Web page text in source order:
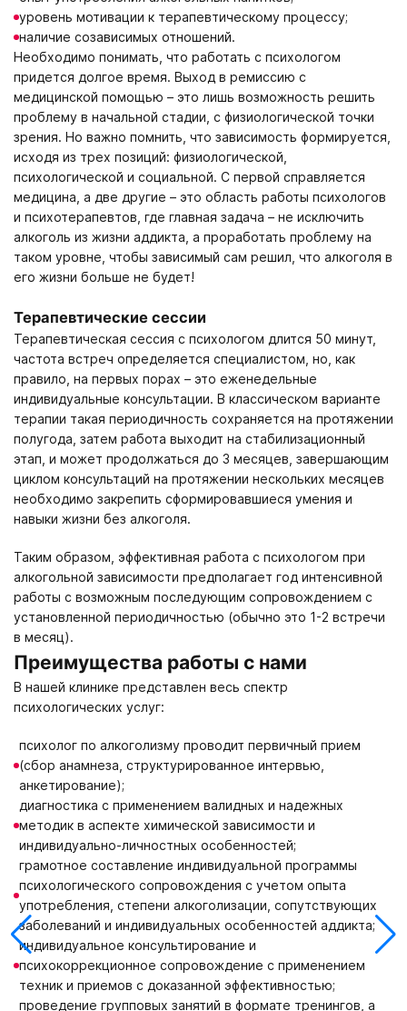
уровень мотивации к терапевтическому процессу;
наличие созависимых отношений.
Необходимо понимать, что работать с психологом
придется долгое время. Выход в ремиссию с
медицинской помощью – это лишь возможность решить
проблему в начальной стадии, с физиологической точки
зрения. Но важно помнить, что зависимость формируется,
исходя из трех позиций: физиологической,
психологической и социальной. С первой справляется
медицина, а две другие – это область работы психологов
и психотерапевтов, где главная задача – не исключить
алкоголь из жизни аддикта, а проработать проблему на
таком уровне, чтобы зависимый сам решил, что алкоголя в
его жизни больше не будет!
Терапевтические сессии
Терапевтическая сессия с психологом длится 50 минут,
частота встреч определяется специалистом, но, как
правило, на первых порах – это еженедельные
индивидуальные консультации. В классическом варианте
терапии такая периодичность сохраняется на протяжении
полугода, затем работа выходит на стабилизационный
этап, и может продолжаться до 3 месяцев, завершающим
циклом консультаций на протяжении нескольких месяцев
необходимо закрепить сформировавшиеся умения и
навыки жизни без алкоголя.
Таким образом, эффективная работа с психологом при
алкогольной зависимости предполагает год интенсивной
работы с возможным последующим сопровождением с
установленной периодичностью (обычно это 1-2 встречи
в месяц).
Преимущества работы с нами
В нашей клинике представлен весь спектр
психологических услуг:
психолог по алкоголизму проводит первичный прием
(сбор анамнеза, структурированное интервью,
анкетирование);
диагностика с применением валидных и надежных
методик в аспекте химической зависимости и
индивидуально-личностных особенностей;
грамотное составление индивидуальной программы
психологического сопровождения с учетом опыта
употребления, степени алкоголизации, сопутствующих
заболеваний и индивидуальных особенностей аддикта;
индивидуальное консультирование и
психокоррекционное сопровождение с применением
техник и приемов с доказанной эффективностью;
проведение групповых занятий в формате тренингов, а
Получить консультацию
Нажимая кнопку «Получить консультацию», вы соглашаетесь
сполитикой конфиденциальности сайта
Оставить отзыв
Нажимая кнопку «Оставить отзыв», вы соглашаетесь с
политикой конфиденциальности